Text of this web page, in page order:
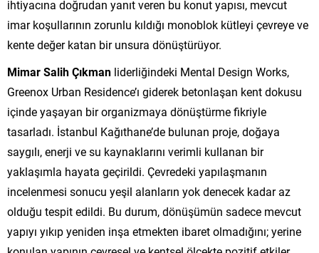
ihtiyacına doğrudan yanıt veren bu konut yapısı, mevcut
imar koşullarının zorunlu kıldığı monoblok kütleyi çevreye ve
kente değer katan bir unsura dönüştürüyor.
Mimar Salih Çıkman liderliğindeki Mental Design Works,
Greenox Urban Residence’ı giderek betonlaşan kent dokusu
içinde yaşayan bir organizmaya dönüştürme fikriyle
tasarladı. İstanbul Kağıthane’de bulunan proje, doğaya
saygılı, enerji ve su kaynaklarını verimli kullanan bir
yaklaşımla hayata geçirildi. Çevredeki yapılaşmanın
incelenmesi sonucu yeşil alanların yok denecek kadar az
olduğu tespit edildi. Bu durum, dönüşümün sadece mevcut
yapıyı yıkıp yeniden inşa etmekten ibaret olmadığını; yerine